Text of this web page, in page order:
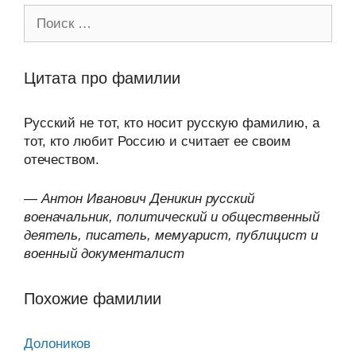
Цитата про фамилии
Русский не тот, кто носит русскую фамилию, а
тот, кто любит Россию и считает ее своим
отечеством.
— Антон Иванович Деникин русский
военачальник, политический и общественный
деятель, писатель, мемуарист, публицист и
военный документалист
Похожие фамилии
Долоников